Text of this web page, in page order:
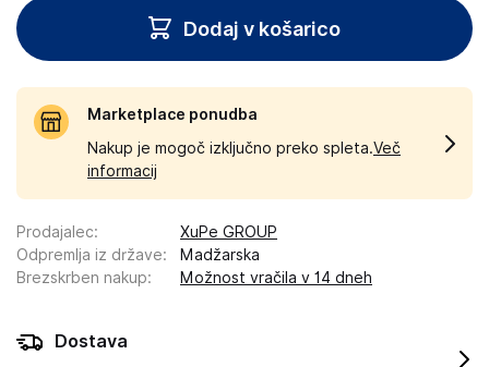
Dodaj v košarico
Marketplace ponudba
Nakup je mogoč izključno preko spleta.Več
informacij
Prodajalec:
XuPe GROUP
Odpremlja iz države:
Madžarska
Brezskrben nakup: Možnost vračila v 14 dneh
Dostava